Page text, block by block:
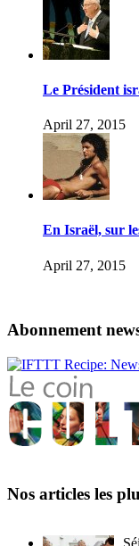
Le Président
April 27, 2015
En Israël, sur
April 27, 2015
Abonnement
Nos articles les